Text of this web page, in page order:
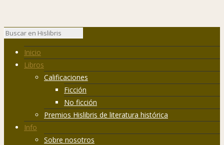
Inicio
Libros
Calificaciones
Ficción
No ficción
Premios Hislibris de literatura histórica
Info
Sobre nosotros